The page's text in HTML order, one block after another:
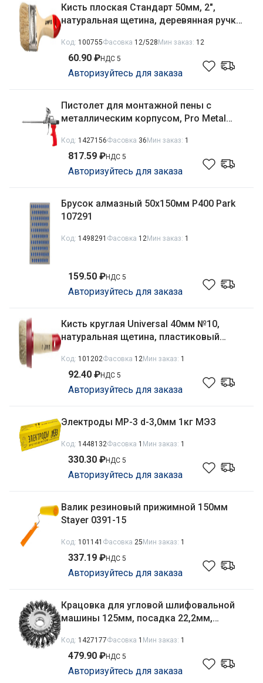
Кисть плоская Стандарт 50мм, 2",
натуральная щетина, деревянная ручка
Код: 100755Фасовка 12/528 Мин заказ: 12
60.90 ₽НДС 5
Авторизуйтесь для заказа
Пистолет для монтажной пены с
металлическим корпусом, Pro Metal
Код: 1427156Фасовка 36 Мин заказ: 1
817.59 ₽НДС 5
Авторизуйтесь для заказа
Брусок алмазный 50х150мм Р400 Park
107291
Код: 1498291 Фасовка 12Мин заказ: 1
159.50 ₽НДС 5
Авторизуйтесь для заказа
Кисть круглая Universal 40мм №10,
натуральная щетина, пластиковый
40
Код: 101202Фасовка 12Мин заказ: 1
92.40 ₽НДС 5
Авторизуйтесь для заказа
Электроды MP-3 d-3,0мм 1кг МЭЗ
Код: 1448132Фасовка 1 Мин заказ: 1
330.30 ₽НДС 5
Авторизуйтесь для заказа
Валик резиновый прижимной 150мм
Stayer 0391-15
Код: 101141 Фасовка 25Мин заказ: 1
337.19 ₽НДС 5
Авторизуйтесь для заказа
Крацовка для угловой шлифовальной
машины 125мм, посадка 22,2мм,
проволоки Mirax 35140-125
Код: 1427177Фасовка 1 Мин заказ: 1
479.90 ₽НДС 5
Авторизуйтесь для заказа